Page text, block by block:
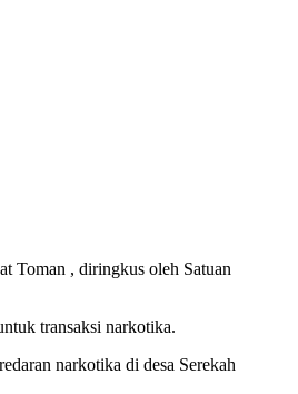
Toman , diringkus oleh Satuan
transaksi narkotika.
narkotika di desa Serekah